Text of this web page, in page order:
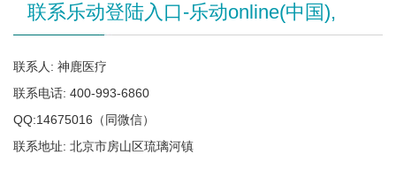
联系乐动登陆入口-乐动online(中国),
联系人: 神鹿医疗
联系电话: 400-993-6860
QQ:14675016（同微信）
联系地址: 北京市房山区琉璃河镇